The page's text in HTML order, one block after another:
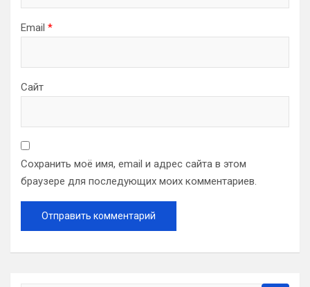
Email *
Сайт
Сохранить моё имя, email и адрес сайта в этом
браузере для последующих моих комментариев.